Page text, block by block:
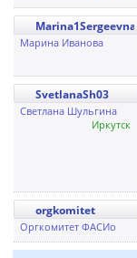
Marina1Sergeevna
Марина Иванова
SvetlanaSh03
Светлана Шульгина
Иркутск
orgkomitet
Оргкомитет ФАСИо